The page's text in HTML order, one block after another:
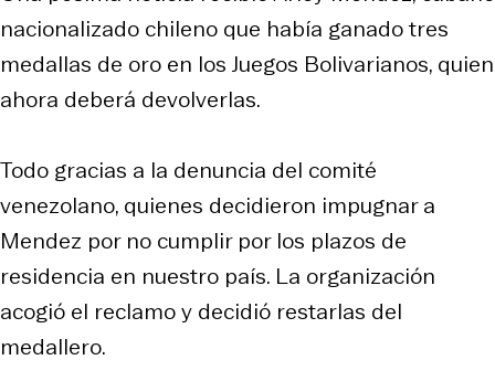
nacionalizado chileno que había ganado tres
medallas de oro en los Juegos Bolivarianos, quien
ahora deberá devolverlas.
Todo gracias a la denuncia del comité
venezolano, quienes decidieron impugnar a
Mendez por no cumplir por los plazos de
residencia en nuestro país. La organización
acogió el reclamo y decidió restarlas del
medallero.